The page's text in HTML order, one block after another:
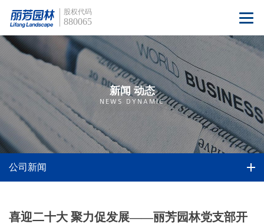
股权代码
880065
新闻 动态
NEWS DYNAMIC
公司新闻
喜迎二十大 聚力促发展——丽芳园林党支部开